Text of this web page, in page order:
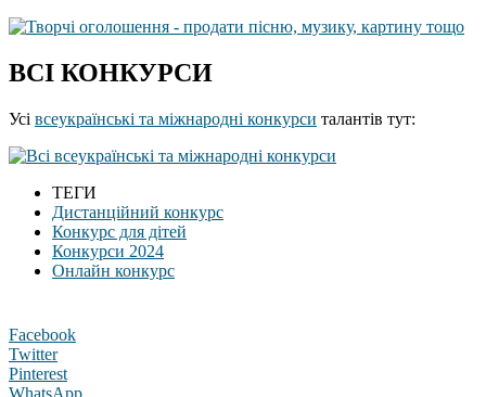
ВСІ КОНКУРСИ
Усі всеукраїнські та міжнародні конкурси талантів тут:
ТЕГИ
Дистанційний конкурс
Конкурс для дітей
Конкурси 2024
Онлайн конкурс
Facebook
Twitter
Pinterest
WhatsApp